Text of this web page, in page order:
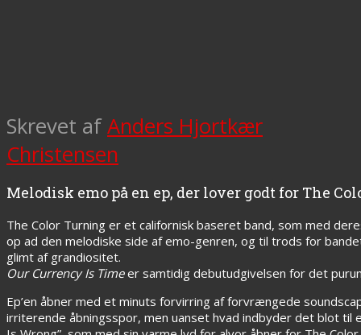
Skrevet afAnders Hjortkær
Christensen
Melodisk emo på en ep, der lover godt for The
The Color Turning er et californisk baseret band, som med
op ad den melodiske side af emo-genren, og til trods for
glimt af grandiositet.
Our Currency Is Timeer samtidig debutudgivelsen for det
Ep’en åbner med et minuts forvirring af forvrængede
irriterende åbningsspor, men uanset hvad indbyder det blot til